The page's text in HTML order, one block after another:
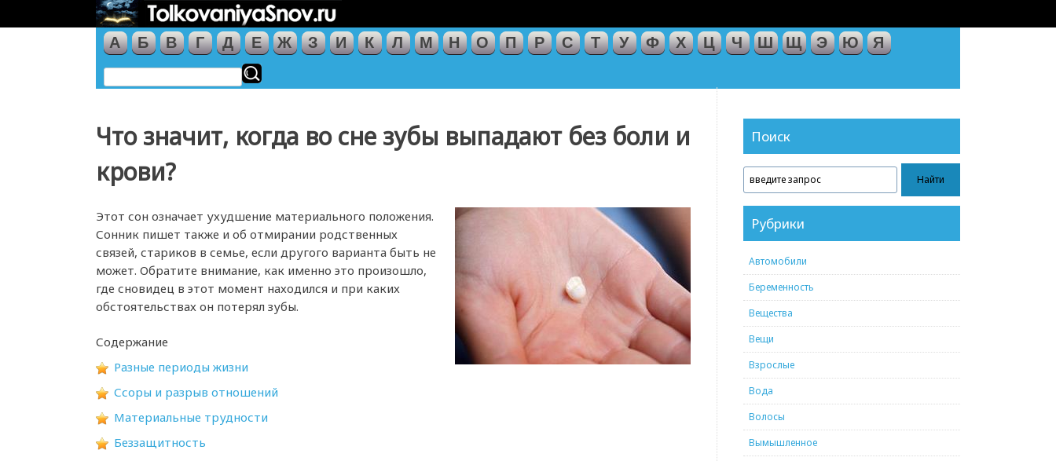
А Б В Г Д Е Ж З И К Л М Н О П Р С Т У Ф Х Ц Ч Ш Щ Э Ю Я
Что значит, когда во сне зубы выпадают без боли и
крови?
Этот сон означает ухудшение материального положения.
Сонник пишет также и об отмирании родственных
связей, стариков в семье, если другого варианта быть не
может. Обратите внимание, как именно это произошло,
где сновидец в этот момент находился и при каких
обстоятельствах он потерял зубы.
Содержание
Разные периоды жизни
Ссоры и разрыв отношений
Материальные трудности
Беззащитность
Поиск
Рубрики
Автомобили
Беременность
Вещества
Вещи
Взрослые
Вода
Волосы
Вымышленное